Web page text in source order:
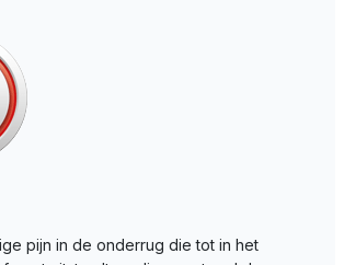
pijn in de onderrug die tot in het